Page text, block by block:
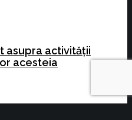
asupra activității
acesteia